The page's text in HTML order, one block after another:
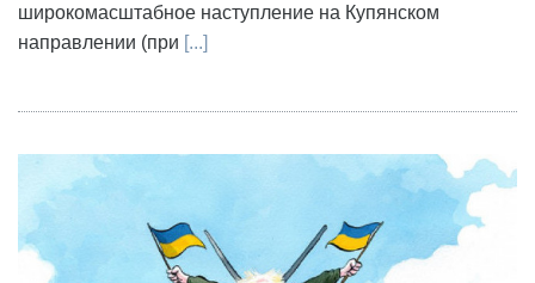
широкомасштабное наступление на Купянском
направлении (при [...]